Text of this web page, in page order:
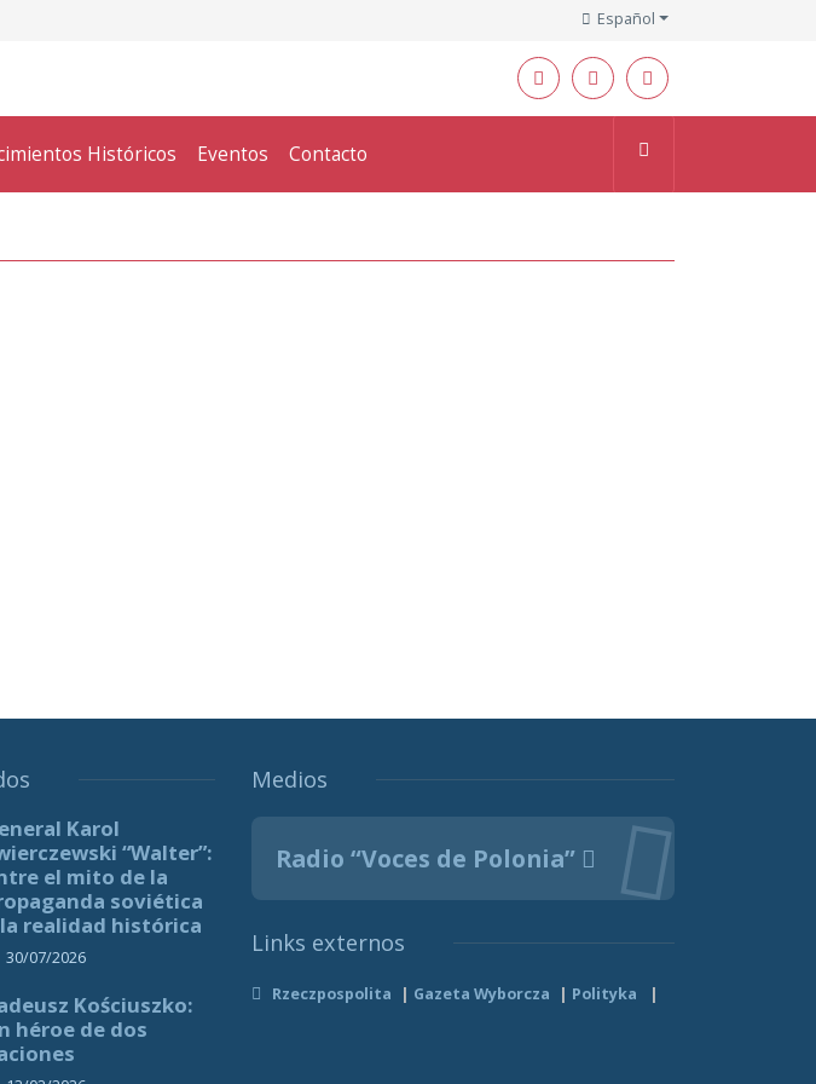
Español
Históricos Eventos Contacto
Karol
“Walter”:
el mito de la
soviética
realidad histórica
30/07/2026
Kościuszko:
héroe de dos
Medios
Radio “Voces de Polonia”
Links externos
Rzeczpospolita Gazeta Wyborcza Polityka